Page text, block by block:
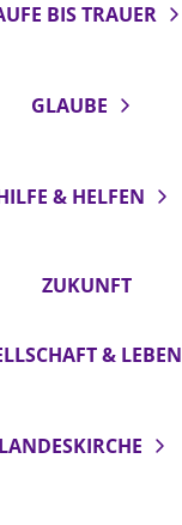
BIS TRAUER
GLAUBE
& HELFEN
ZUKUNFT
& LEBEN
LANDESKIRCHE